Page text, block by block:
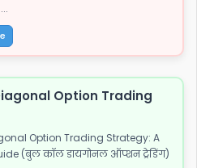
Option Trading
Option Trading Strategy: A
(बुल कॉल डायगोनल ऑप्शन ट्रेडिंग)